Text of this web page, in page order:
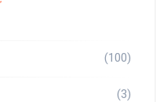
(100)
(3)